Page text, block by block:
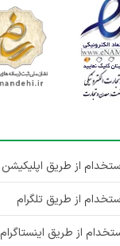
از طریق اپلیکیشن
از طریق تلگرام
از طریق اینستاگرام